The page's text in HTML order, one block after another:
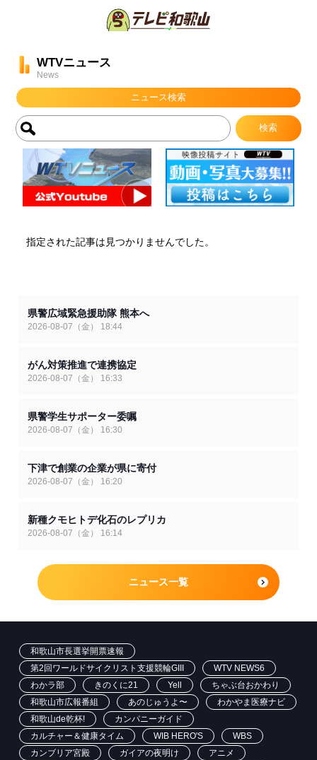
WTVニュース
News
ニュース検索
指定された記事は見つかりませんでした。
県警広域緊急援助隊 熊本へ
2026-08-07（金） 18:44
がん対策推進で連携協定
2026-08-07（金） 16:33
県警学生サポーター委嘱
2026-08-07（金） 16:30
下津で創業の企業が県に寄付
2026-08-07（金） 16:20
新種クモヒトデ化石のレプリカ
2026-08-07（金） 16:14
ニュース一覧
和歌山市長選挙開票速報
第2回ワールドサイクリスト支援競輪GIII
WTV NEWS6
わかラ部
きのくに21 Yell
ちゃぶ台おかわり
和歌山市広報番組
あのじゅうよ〜
わかやま医療ナビ
和歌山de乾杯!
カンパニーガイド
カルチャー＆健康タイム
WIB HERO'S
WBS
カンブリア宮殿
ガイアの夜明け
アニメ